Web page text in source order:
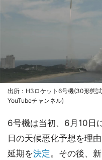
出所：H3ロケット6号機(30形態
YouTubeチャンネル)
6号機は当初、6月10日
日の天候悪化予想を理
延期を決定 。その後、